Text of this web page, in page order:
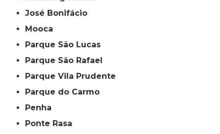
José Bonifácio
Mooca
Parque São Lucas
Parque São Rafael
Parque Vila Prudente
Parque do Carmo
Penha
Ponte Rasa